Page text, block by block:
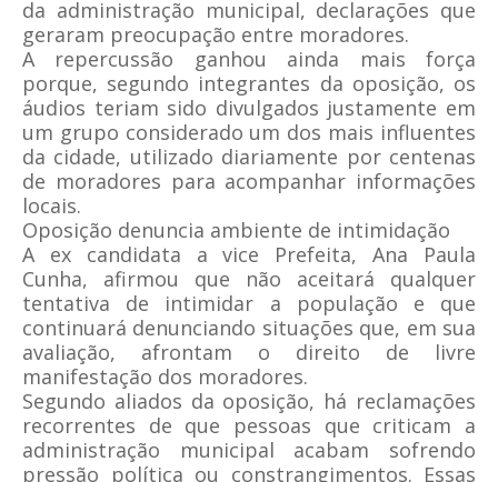
da administração municipal, declarações que
geraram preocupação entre moradores.
A repercussão ganhou ainda mais força
porque, segundo integrantes da oposição, os
áudios teriam sido divulgados justamente em
um grupo considerado um dos mais influentes
da cidade, utilizado diariamente por centenas
de moradores para acompanhar informações
locais.
Oposição denuncia ambiente de intimidação
A ex candidata a vice Prefeita, Ana Paula
Cunha, afirmou que não aceitará qualquer
tentativa de intimidar a população e que
continuará denunciando situações que, em sua
avaliação, afrontam o direito de livre
manifestação dos moradores.
Segundo aliados da oposição, há reclamações
recorrentes de que pessoas que criticam a
administração municipal acabam sofrendo
pressão política ou constrangimentos. Essas